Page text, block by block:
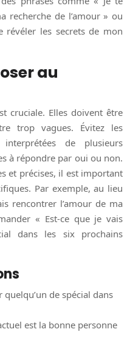
recherche de l’amour » ou
révéler les secrets de mon
au
cruciale. Elles doivent être
trop vagues. Évitez les
de plusieurs
à répondre par oui ou non.
et précises, il est important
Par exemple, au lieu
rencontrer l’amour de ma
« Est-ce que je vais
dans les six prochains
de spécial dans
est la bonne personne